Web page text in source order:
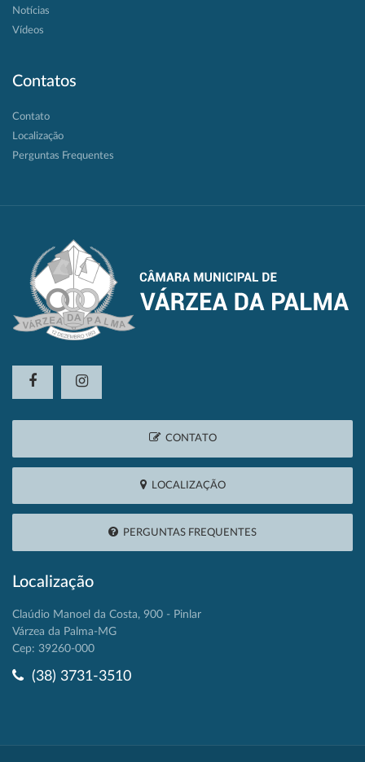
Notícias
Vídeos
Contatos
Contato
Localização
Perguntas Frequentes
CONTATO
LOCALIZAÇÃO
PERGUNTAS FREQUENTES
Localização
Claúdio Manoel da Costa, 900 - Pinlar
Várzea da Palma-MG
Cep: 39260-000
(38) 3731-3510